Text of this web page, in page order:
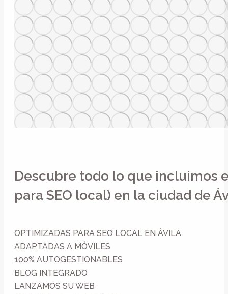
Descubre todo lo que incluimos
para SEO local) en la ciudad de
OPTIMIZADAS PARA SEO LOCAL EN ÁVILA
ADAPTADAS A MÓVILES
100% AUTOGESTIONABLES
BLOG INTEGRADO
LANZAMOS SU WEB